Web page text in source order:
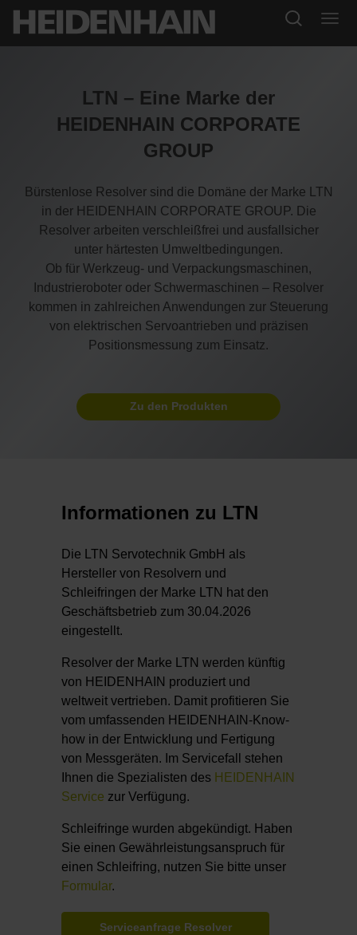
LTN – Eine Marke der
HEIDENHAIN CORPORATE
GROUP
Bürstenlose Resolver sind die Domäne der Marke LTN
in der HEIDENHAIN CORPORATE GROUP. Die
Resolver arbeiten verschleißfrei und ausfallsicher
unter härtesten Umweltbedingungen.
Ob für Werkzeug- und Verpackungsmaschinen,
Industrieroboter oder Schwermaschinen – Resolver
kommen in zahlreichen Anwendungen zur Steuerung
von elektrischen Servoantrieben und präzisen
Positionsmessung zum Einsatz.
Zu den Produkten
Informationen zu LTN
Die LTN Servotechnik GmbH als
Hersteller von Resolvern und
Schleifringen der Marke LTN hat den
Geschäftsbetrieb zum 30.04.2026
eingestellt.
Resolver der Marke LTN werden künftig
von HEIDENHAIN produziert und
weltweit vertrieben. Damit profitieren Sie
vom umfassenden HEIDENHAIN-Know-
how in der Entwicklung und Fertigung
von Messgeräten. Im Servicefall stehen
Ihnen die Spezialisten des HEIDENHAIN
Service zur Verfügung.
Schleifringe wurden abgekündigt. Haben
Sie einen Gewährleistungsanspruch für
einen Schleifring, nutzen Sie bitte unser
Formular.
Serviceanfrage Resolver